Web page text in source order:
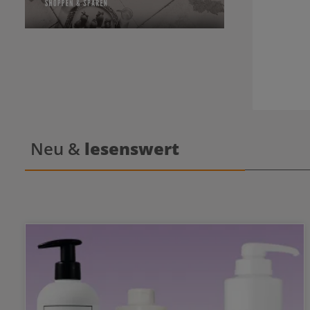
Neu & lesenswert